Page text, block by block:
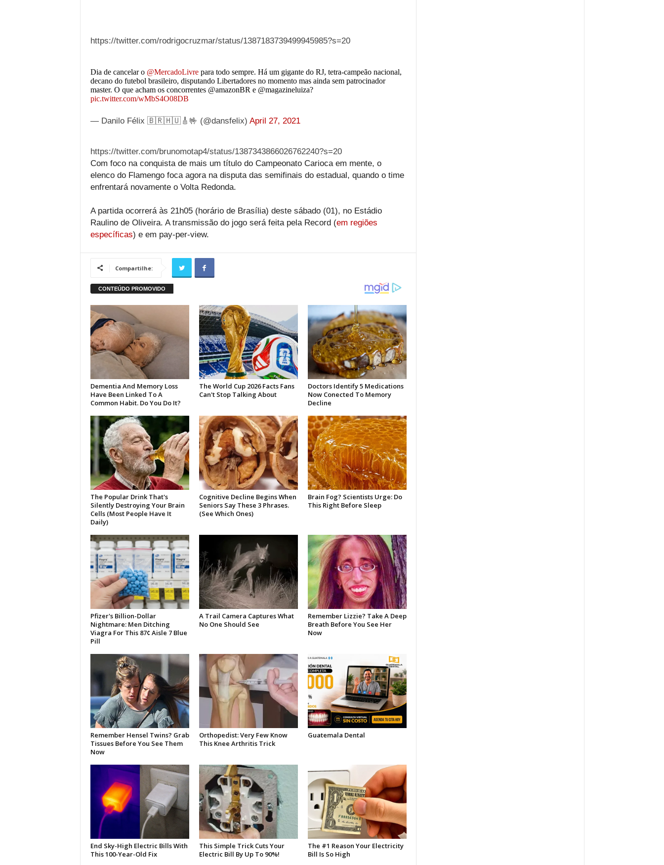
https://twitter.com/rodrigocruzmar/status/1387183739499945985?s=20
Dia de cancelar o @MercadoLivrepara todo sempre. Há um gigante do RJ, tetra-campeão nacional,
decano do futebol brasileiro, disputando Libertadores no momento mas ainda sem patrocinador
master. O que acham os concorrentes @amazonBR e @magazineluiza?
pic.twitter.com/wMbS4O08DB
— Danilo Félix 🇧🇷🇭🇺🎸🤟 (@dansfelix) April 27, 2021
https://twitter.com/brunomotap4/status/1387343866026762240?s=20
Com foco na conquista de mais um título do Campeonato Carioca em mente, o
elenco do Flamengo foca agora na disputa das semifinais do estadual, quando o time
enfrentará novamente o Volta Redonda.
A partida ocorrerá às 21h05 (horário de Brasília) deste sábado (01), no Estádio
Raulino de Oliveira. A transmissão do jogo será feita pela Record (em regiões
específicas) e em pay-per-view.
Compartilhe: